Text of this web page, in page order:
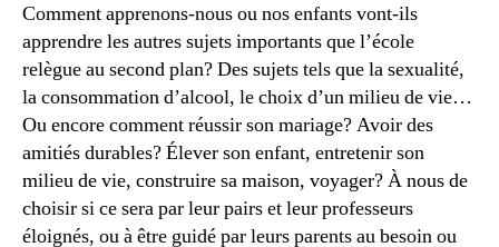
Comment apprenons-nous ou nos enfants vont-ils
apprendre les autres sujets importants que l’école
relègue au second plan? Des sujets tels que la sexualité,
la consommation d’alcool, le choix d’un milieu de vie…
Ou encore comment réussir son mariage? Avoir des
amitiés durables? Élever son enfant, entretenir son
milieu de vie, construire sa maison, voyager? À nous de
choisir si ce sera par leur pairs et leur professeurs
éloignés, ou à être guidé par leurs parents au besoin ou